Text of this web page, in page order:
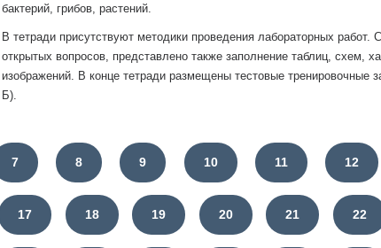
бактерий, грибов, растений.
В тетради присутствуют методики проведения лабораторных работ.
открытых вопросов, представлено также заполнение таблиц, схем,
изображений. В конце тетради размещены тестовые тренировочные
Б).
7 8 9 10 11 12
17 18 19 20 21 22